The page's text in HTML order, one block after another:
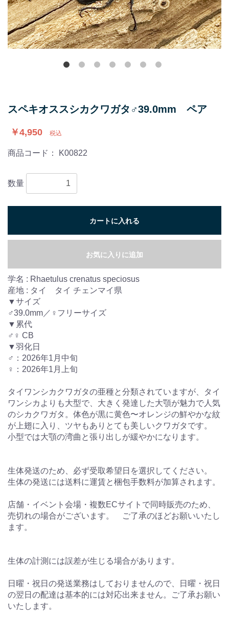
スペキオススシカクワガタ♂39.0mm ペア
￥4,950 税込
商品コード： K00822
数量
カートに入れる
お気に入りに追加
学名 : Rhaetulus crenatus speciosus
産地 : タイ タイ チェンマイ県
▼サイズ
♂39.0mm／♀フリーサイズ
▼累代
♂♀ CB
▼羽化日
♂：2026年1月中旬
♀：2026年1月上旬
タイワンシカクワガタの亜種と分類されていますが、タイ
ワンシカよりも大型で、大きく発達した大顎が魅力で人気
のシカクワガタ。体色が黒に黄色〜オレンジの鮮やかな紋
が上翅に入り、ツヤもありとても美しいクワガタです。
小型では大顎の湾曲と張り出しが緩やかになります。
生体発送のため、必ず受取希望日を選択してください。
生体の発送には送料に運賃と梱包手数料が加算されます。
店舗・イベント会場・複数ECサイトで同時販売のため、
売切れの場合がございます。 ご了承のほどお願いいたし
ます。
生体の計測には誤差が生じる場合があります。
日曜・祝日の発送業務はしておりませんので、日曜・祝日
の翌日の配達は基本的には対応出来ません。ご了承お願い
いたします。